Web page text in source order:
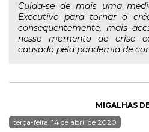
Cuida-se de mais uma
Executivo para tornar o
consequentemente, mais
nesse momento de crise
causado pela pandemia de
MIGALHAS
terça-feira, 14 de abril de 2020